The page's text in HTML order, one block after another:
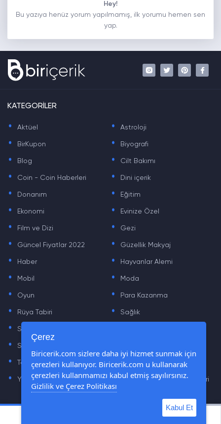
Hey!
Bu yazıya henüz yorum yapılmamış, ilk yorumu hemen sen
yap.
KATEGORİLER
. Aktüel . Astroloji
. BirKupon . Biyografi
. Blog . Cilt Bakımı
. Coin - Coin Haberleri . Dini içerik
. Donanım . Eğitim
. Ekonomi . Evinize Özel
. Film ve Dizi . Gezi
. Güncel Fiyatlar 2022 . Güzellik Makyaj
. Haber . Hayvanlar Alemi
. Mobil . Moda
. Oyun . Para Kazanma
. Rüya Tabiri . Sağlık
. Sinema .
. Sözler
. Teknoloji Haberleri . Yaşam
. Yazılım Haberleri . Yiyecek Önerileri ve Tarifleri
Çerez
Biricerik.com sizlere daha iyi hizmet sunmak için
çerezleri kullanıyor. Biricerik.com u kullanarak
çerezleri kullanmamızı kabul etmiş sayılırsınız.
Gizlilik ve Çerez Politikası
Kabul Et